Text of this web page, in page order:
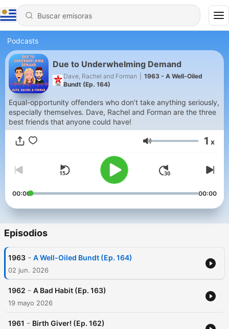
Podcasts
Due to Underwhelming Demand
Dave, Rachel and Forman
1963 - A Well-Oiled
Bundt (Ep. 164)
Equal-opportunity offenders who don’t take anything seriously,
especially themselves. Dave, Rachel and Forman are the three
best friends that anyone could have!
Volumen 1 x
00:00 00:00
Episodios
1963 - A Well-Oiled Bundt (Ep. 164)
02 jun. 2026
1962 - A Bad Habit (Ep. 163)
19 mayo 2026
1961 - Birth Giver! (Ep. 162)